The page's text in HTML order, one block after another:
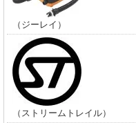
（ジーレイ）
（ストリームトレイル）